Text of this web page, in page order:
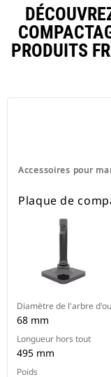
PRODUITS
Accessoires pour
Plaque de
Diamètre de l'arbre
68 mm
Longueur hors tout
495 mm
Poids